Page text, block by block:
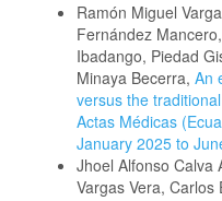
Ramón Miguel
Fernández
Ibadango, Piedad
Minaya Becerra, An
versus the
Actas Médicas
January 2025 to
Jhoel Alfonso Calva
Vargas Vera,